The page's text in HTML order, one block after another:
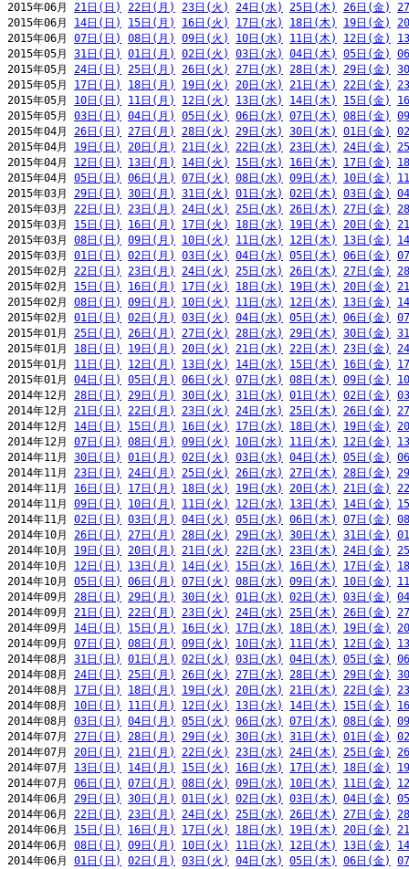
2015年06月 21日(日) 22日(月) 23日(火) 24日(水) 25日(木) 26日(金)
2015年06月 14日(日) 15日(月) 16日(火) 17日(水) 18日(木) 19日(金)
2015年06月 07日(日) 08日(月) 09日(火) 10日(水) 11日(木) 12日(金)
2015年05月 31日(日) 01日(月) 02日(火) 03日(水) 04日(木) 05日(金)
2015年05月 24日(日) 25日(月) 26日(火) 27日(水) 28日(木) 29日(金)
2015年05月 17日(日) 18日(月) 19日(火) 20日(水) 21日(木) 22日(金)
2015年05月 10日(日) 11日(月) 12日(火) 13日(水) 14日(木) 15日(金)
2015年05月 03日(日) 04日(月) 05日(火) 06日(水) 07日(木) 08日(金)
2015年04月 26日(日) 27日(月) 28日(火) 29日(水) 30日(木) 01日(金)
2015年04月 19日(日) 20日(月) 21日(火) 22日(水) 23日(木) 24日(金)
2015年04月 12日(日) 13日(月) 14日(火) 15日(水) 16日(木) 17日(金)
2015年04月 05日(日) 06日(月) 07日(火) 08日(水) 09日(木) 10日(金)
2015年03月 29日(日) 30日(月) 31日(火) 01日(水) 02日(木) 03日(金)
2015年03月 22日(日) 23日(月) 24日(火) 25日(水) 26日(木) 27日(金)
2015年03月 15日(日) 16日(月) 17日(火) 18日(水) 19日(木) 20日(金)
2015年03月 08日(日) 09日(月) 10日(火) 11日(水) 12日(木) 13日(金)
2015年03月 01日(日) 02日(月) 03日(火) 04日(水) 05日(木) 06日(金)
2015年02月 22日(日) 23日(月) 24日(火) 25日(水) 26日(木) 27日(金)
2015年02月 15日(日) 16日(月) 17日(火) 18日(水) 19日(木) 20日(金)
2015年02月 08日(日) 09日(月) 10日(火) 11日(水) 12日(木) 13日(金)
2015年02月 01日(日) 02日(月) 03日(火) 04日(水) 05日(木) 06日(金)
2015年01月 25日(日) 26日(月) 27日(火) 28日(水) 29日(木) 30日(金)
2015年01月 18日(日) 19日(月) 20日(火) 21日(水) 22日(木) 23日(金)
2015年01月 11日(日) 12日(月) 13日(火) 14日(水) 15日(木) 16日(金)
2015年01月 04日(日) 05日(月) 06日(火) 07日(水) 08日(木) 09日(金)
2014年12月 28日(日) 29日(月) 30日(火) 31日(水) 01日(木) 02日(金)
2014年12月 21日(日) 22日(月) 23日(火) 24日(水) 25日(木) 26日(金)
2014年12月 14日(日) 15日(月) 16日(火) 17日(水) 18日(木) 19日(金)
2014年12月 07日(日) 08日(月) 09日(火) 10日(水) 11日(木) 12日(金)
2014年11月 30日(日) 01日(月) 02日(火) 03日(水) 04日(木) 05日(金)
2014年11月 23日(日) 24日(月) 25日(火) 26日(水) 27日(木) 28日(金)
2014年11月 16日(日) 17日(月) 18日(火) 19日(水) 20日(木) 21日(金)
2014年11月 09日(日) 10日(月) 11日(火) 12日(水) 13日(木) 14日(金)
2014年11月 02日(日) 03日(月) 04日(火) 05日(水) 06日(木) 07日(金)
2014年10月 26日(日) 27日(月) 28日(火) 29日(水) 30日(木) 31日(金)
2014年10月 19日(日) 20日(月) 21日(火) 22日(水) 23日(木) 24日(金)
2014年10月 12日(日) 13日(月) 14日(火) 15日(水) 16日(木) 17日(金)
2014年10月 05日(日) 06日(月) 07日(火) 08日(水) 09日(木) 10日(金)
2014年09月 28日(日) 29日(月) 30日(火) 01日(水) 02日(木) 03日(金)
2014年09月 21日(日) 22日(月) 23日(火) 24日(水) 25日(木) 26日(金)
2014年09月 14日(日) 15日(月) 16日(火) 17日(水) 18日(木) 19日(金)
2014年09月 07日(日) 08日(月) 09日(火) 10日(水) 11日(木) 12日(金)
2014年08月 31日(日) 01日(月) 02日(火) 03日(水) 04日(木) 05日(金)
2014年08月 24日(日) 25日(月) 26日(火) 27日(水) 28日(木) 29日(金)
2014年08月 17日(日) 18日(月) 19日(火) 20日(水) 21日(木) 22日(金)
2014年08月 10日(日) 11日(月) 12日(火) 13日(水) 14日(木) 15日(金)
2014年08月 03日(日) 04日(月) 05日(火) 06日(水) 07日(木) 08日(金)
2014年07月 27日(日) 28日(月) 29日(火) 30日(水) 31日(木) 01日(金)
2014年07月 20日(日) 21日(月) 22日(火) 23日(水) 24日(木) 25日(金)
2014年07月 13日(日) 14日(月) 15日(火) 16日(水) 17日(木) 18日(金)
2014年07月 06日(日) 07日(月) 08日(火) 09日(水) 10日(木) 11日(金)
2014年06月 29日(日) 30日(月) 01日(火) 02日(水) 03日(木) 04日(金)
2014年06月 22日(日) 23日(月) 24日(火) 25日(水) 26日(木) 27日(金)
2014年06月 15日(日) 16日(月) 17日(火) 18日(水) 19日(木) 20日(金)
2014年06月 08日(日) 09日(月) 10日(火) 11日(水) 12日(木) 13日(金)
2014年06月 01日(日) 02日(月) 03日(火) 04日(水) 05日(木) 06日(金)